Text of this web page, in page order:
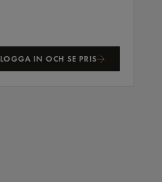
LOGGA IN OCH SE PRIS